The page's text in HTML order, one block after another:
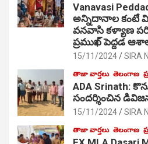
Vanavasi
అన్నిదానాల కంటే
వనవాసి కళ్యాణ
ప్రముఖ్ పెద్దడ
15/11/2024 SIRA
తాజా వార్తలు తెలంగాణ
ADA Srinath:
సంద‌ర్శించిన
15/11/2024 SIRA
తాజా వార్తలు తెలంగాణ